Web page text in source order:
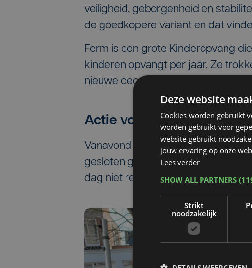
veiligheid, geborgenheid en
de goedkopere variant en dat
Ferm is een grote Kinderopvang
kinderen opvangt per jaar. Ze
nieuwe decreet. Dat legt de regie in
Actie voor gemeenteraad
Vanavond voeren de 30
gesloten gemeenteraad in
dag niet reageren, en
Deze website
Cookies worden gebruikt
worden gebruikt voor
website gebruikt
jouw ervaring op onze
Lees verder
SHOW ALL PARTNERS
Strikt
noodzakelijk